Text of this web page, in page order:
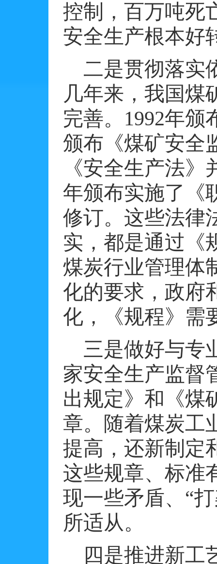
控制，百万吨死
安全生产根本好
二是贯彻落实
几年来，我国煤
完善。 1992年颁
颁布《煤矿安全
《安全生产法》
年颁布实施了《
修订。这些法律
实，都是通过《
煤炭行业管理体
化的要求，政府
化，《规程》需
三是做好与专
家安全生产监督
出规定》和《煤
章。随着煤炭工
提高，还新制定
这些规章、标准
现一些矛盾、“
所适从。
四是推进新工